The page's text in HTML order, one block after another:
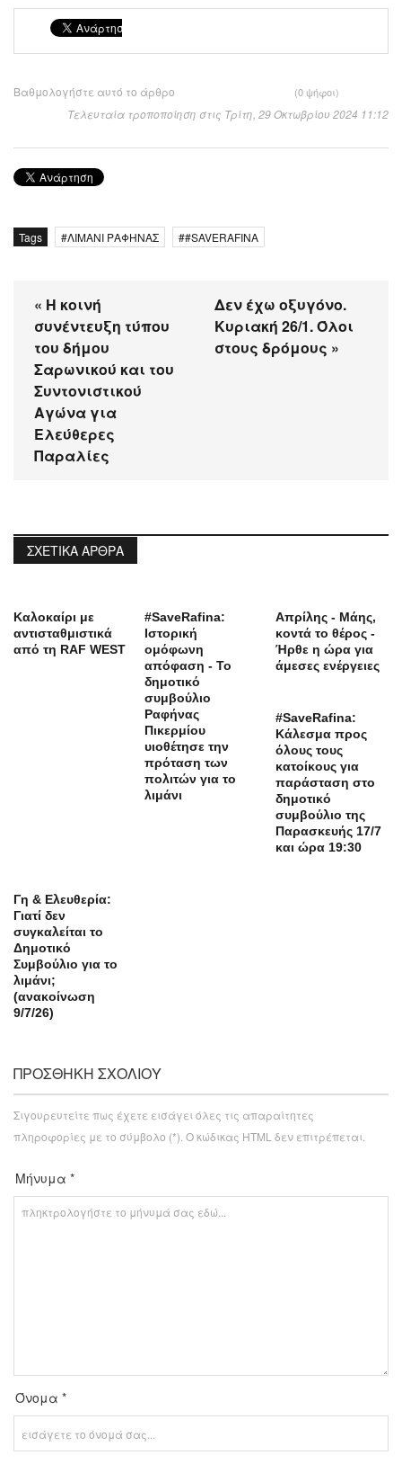
Βαθμολογήστε αυτό το άρθρο (0 ψήφοι)
Τελευταία τροποποίηση στις Τρίτη, 29 Οκτωβρίου 2024 11:12
Tags ΛΙΜΑΝΙ ΡΑΦΗΝΑΣ #SAVERAFINA
« H κοινή
συνέντευξη τύπου
του δήμου
Σαρωνικού και του
Συντονιστικού
Αγώνα για
Ελεύθερες
Παραλίες
Δεν έχω οξυγόνο.
Κυριακή 26/1. Όλοι
στους δρόμους »
ΣΧΕΤΙΚΆ ΆΡΘΡΑ
Καλοκαίρι με
αντισταθμιστικά
από τη RAF WEST
#SaveRafina:
Ιστορική
ομόφωνη
απόφαση - Το
δημοτικό
συμβούλιο
Ραφήνας
Πικερμίου
υιοθέτησε την
πρόταση των
πολιτών για το
λιμάνι
Απρίλης - Μάης,
κοντά το θέρος -
Ήρθε η ώρα για
άμεσες ενέργειες
#SaveRafina:
Κάλεσμα προς
όλους τους
κατοίκους για
παράσταση στο
δημοτικό
συμβούλιο της
Παρασκευής 17/7
και ώρα 19:30
Γη & Ελευθερία:
Γιατί δεν
συγκαλείται το
Δημοτικό
Συμβούλιο για το
λιμάνι;
(ανακοίνωση
9/7/26)
ΠΡΟΣΘΉΚΗ ΣΧΟΛΊΟΥ
Σιγουρευτείτε πως έχετε εισάγει όλες τις απαραίτητες
πληροφορίες με το σύμβολο (*). Ο κώδικας HTML δεν επιτρέπεται.
Μήνυμα *
Όνομα *